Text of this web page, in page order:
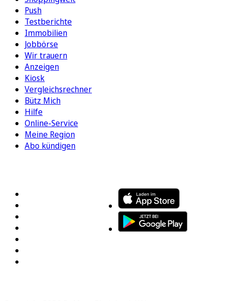
Push
Testberichte
Immobilien
Jobbörse
Wir trauern
Anzeigen
Kiosk
Vergleichsrechner
Bütz Mich
Hilfe
Online-Service
Meine Region
Abo kündigen